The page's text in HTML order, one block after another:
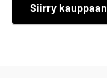
Siirry kauppaan